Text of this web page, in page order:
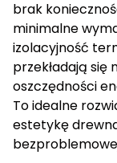
brak
minimalne
izolacyjność
przekładają
oszczędności
To idealne
estetykę